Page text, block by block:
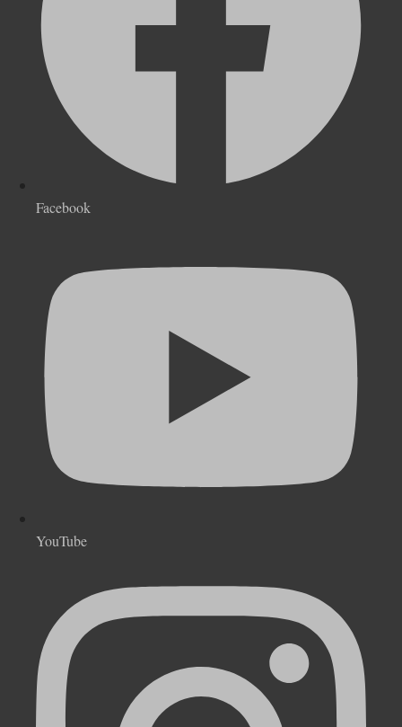
Facebook
YouTube